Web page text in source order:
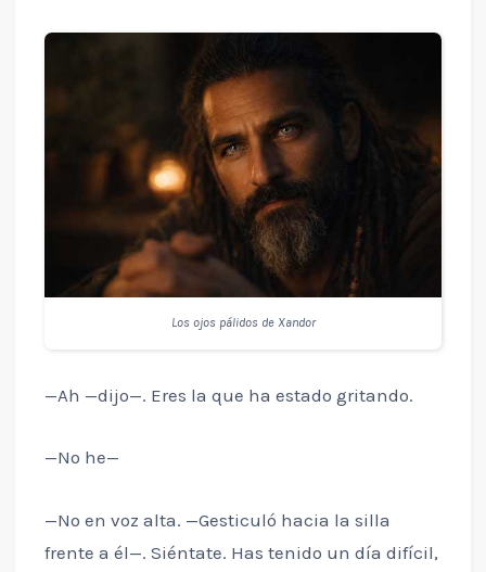
Los ojos pálidos de Xandor
—Ah —dijo—. Eres la que ha estado gritando.
—No he—
—No en voz alta. —Gesticuló hacia la silla
frente a él—. Siéntate. Has tenido un día difícil,